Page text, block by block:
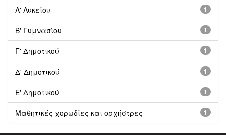
1
Α' Λυκείου
1
Β' Γυμνασίου
1
Γ' Δημοτικού
1
Δ' Δημοτικού
1
Ε' Δημοτικού
1
Μαθητικές χορωδίες και ορχήστρες